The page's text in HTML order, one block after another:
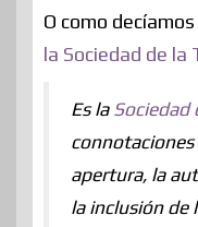
O como
la Sociedad de la
Es la Sociedad
apertura, la
la inclusión de